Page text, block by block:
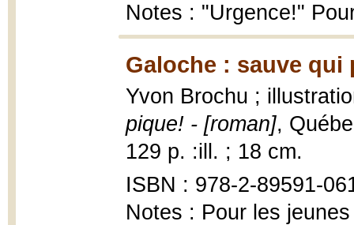
Notes : "Urgence!"
Galoche : sauve qui
Yvon Brochu ;
pique! - [roman],
129 p. :ill. ; 18 cm.
ISBN : 978-2-89591-
Notes : Pour les